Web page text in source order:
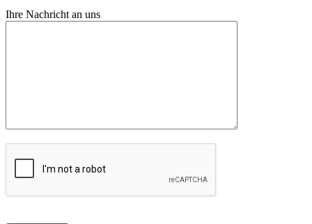
Ihre Nachricht an uns